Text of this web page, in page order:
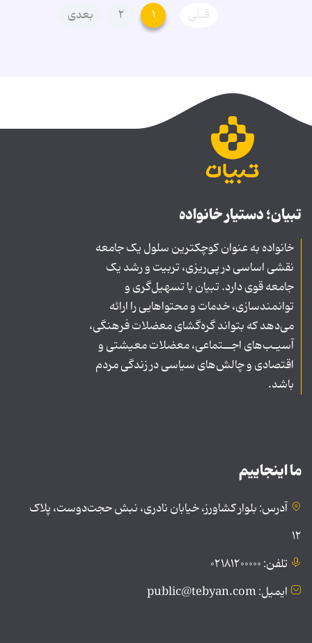
قبلی ۱ ۲ بعدی
تبیان؛ دستیار خانواده
خانواده به عنوان کوچکترین سلول یک جامعه
نقشی اساسی در پی‌ریزی، تربیت و رشد یک
جامعه قوی دارد. تبیان با تسهیل‌گری و
توانمندسازی، خدمات و محتواهایی را ارائه
می‌دهد که بتواند گره‌گشای معضلات فرهنگی،
آسیـب‌های اجــتماعی، معضلات معیشتی و
اقتصادی و چالش‌های سیاسی در زندگی مردم
باشد.
ما اینجاییم
آدرس: بلوار کشاورز، خیابان نادری، نبش حجت‌دوست، پلاک
۱۲
تلفن: ۰۲۱۸۱۲۰۰۰۰۰
ایمیل: public@tebyan.com